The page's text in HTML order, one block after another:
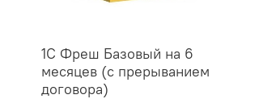
1С Фреш Базовый на 6
месяцев (с прерыванием
договора)